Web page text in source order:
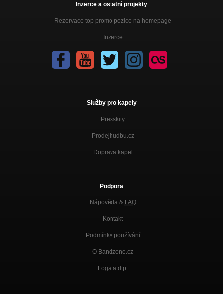
Inzerce a ostatní projekty
Rezervace top promo pozice na homepage
Inzerce
Služby pro kapely
Presskity
Prodejhudbu.cz
Doprava kapel
Podpora
Nápověda & FAQ
Kontakt
Podmínky používání
O Bandzone.cz
Loga a dtp.